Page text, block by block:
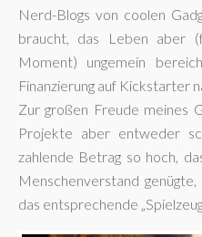
Nerd-Blogs von coolen
braucht, das Leben aber
Moment) ungemein
Finanzierung auf Kickstarter
Zur großen Freude meines
Projekte aber entweder
zahlende Betrag so hoch,
Menschenverstand
das entsprechende